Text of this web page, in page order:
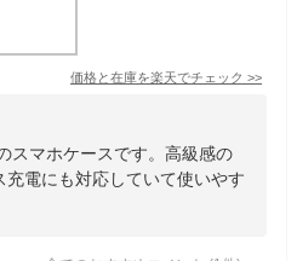
価格と在庫を楽天でチェック >>
スマホケースです。高級感の
電にも対応していて使いやす